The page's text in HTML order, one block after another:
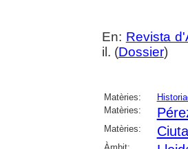
En: Revista
il. (Dossier)
Matèries:
Matèries:
Matèries: